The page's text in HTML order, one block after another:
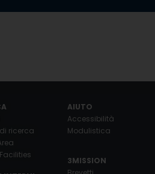
ricerca
AIUTO
Accessibilità
Modulistica
3MISSION